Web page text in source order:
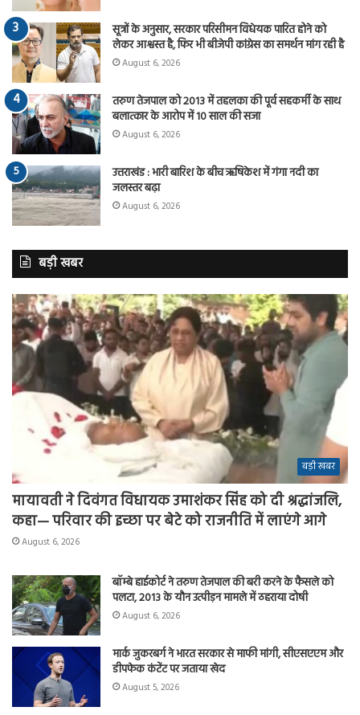
सूत्रों के अनुसार, सरकार परिसीमन विधेयक पारित होने को
लेकर आश्वस्त है, फिर भी बीजेपी कांग्रेस का समर्थन मांग रही है
August 6, 2026
तरुण तेजपाल को 2013 में तहलका की पूर्व सहकर्मी के साथ
बलात्कार के आरोप में 10 साल की सजा
August 6, 2026
उत्तराखंड : भारी बारिश के बीच ऋषिकेश में गंगा नदी का
जलस्तर बढ़ा
August 6, 2026
बड़ी खबर
बड़ी खबर
मायावती ने दिवंगत विधायक उमाशंकर सिंह को दी श्रद्धांजलि,
कहा— परिवार की इच्छा पर बेटे को राजनीति में लाएंगे आगे
August 6, 2026
बॉम्बे हाईकोर्ट ने तरुण तेजपाल की बरी करने के फैसले को
पलटा, 2013 के यौन उत्पीड़न मामले में ठहराया दोषी
August 6, 2026
मार्क जुकरबर्ग ने भारत सरकार से माफी मांगी, सीएसएएम और
डीपफेक कंटेंट पर जताया खेद
August 5, 2026